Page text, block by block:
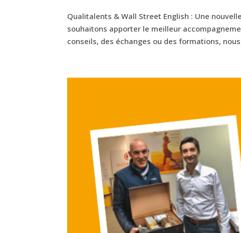
Qualitalents & Wall Street English : Une
souhaitons apporter le meilleur
conseils, des échanges ou des formations,